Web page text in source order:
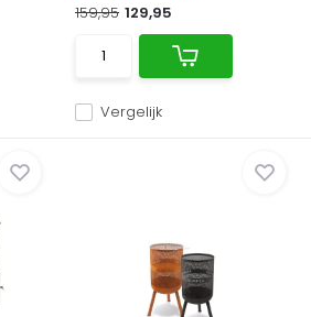
Vergelijk
159,95 129,95